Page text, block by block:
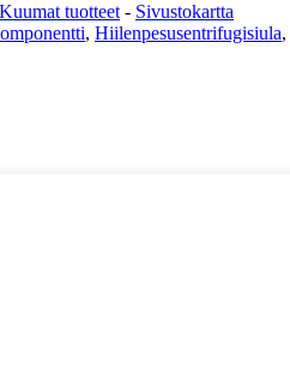
Kuumat tuotteet- Sivustokartta
, Hiilenpesusentrifugisiula,